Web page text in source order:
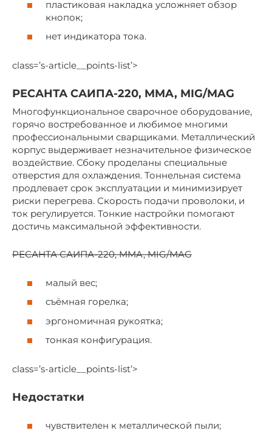
пластиковая накладка усложняет обзор
кнопок;
нет индикатора тока.
class=’s-article__points-list’>
РЕСАНТА САИПА-220, MMA, MIG/MAG
Многофункциональное сварочное оборудование,
горячо востребованное и любимое многими
профессиональными сварщиками. Металлический
корпус выдерживает незначительное физическое
воздействие. Сбоку проделаны специальные
отверстия для охлаждения. Тоннельная система
продлевает срок эксплуатации и минимизирует
риски перегрева. Скорость подачи проволоки, и
ток регулируется. Тонкие настройки помогают
достичь максимальной эффективности.
РЕСАНТА САИПА-220, MMA, MIG/MAG
малый вес;
съёмная горелка;
эргономичная рукоятка;
тонкая конфигурация.
class=’s-article__points-list’>
Недостатки
чувствителен к металлической пыли;